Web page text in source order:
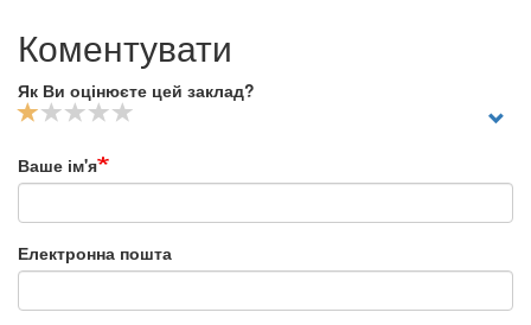
Коментувати
Як Ви оцінюєте цей заклад?
Ваше ім'я
Електронна пошта